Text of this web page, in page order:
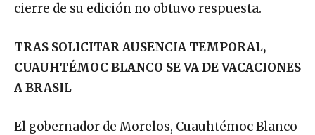
cierre de su edición no obtuvo respuesta.
TRAS SOLICITAR AUSENCIA TEMPORAL,
CUAUHTÉMOC BLANCO SE VA DE VACACIONES
A BRASIL
El gobernador de Morelos, Cuauhtémoc Blanco